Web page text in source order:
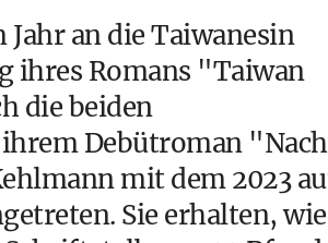
an die Taiwanesin
ihres Romans "Taiwan
die beiden
Debütroman
mit dem 2023
Sie erhalten, wie